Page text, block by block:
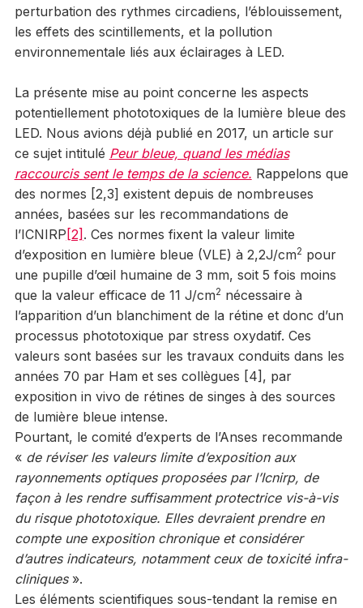
perturbation des rythmes circadiens, l’éblouissement,
les effets des scintillements, et la pollution
environnementale liés aux éclairages à LED.
La présente mise au point concerne les aspects
potentiellement phototoxiques de la lumière bleue des
LED. Nous avions déjà publié en 2017, un article sur
ce sujet intitulé Peur bleue, quand les médias
raccourcis sent le temps de la science. Rappelons que
des normes [2,3] existent depuis de nombreuses
années, basées sur les recommandations de
l’ICNIRP [2] . Ces normes fixent la valeur limite
d’exposition en lumière bleue (VLE) à 2,2J/cm2 pour
une pupille d’œil humaine de 3 mm, soit 5 fois moins
que la valeur efficace de 11 J/cm2 nécessaire à
l’apparition d’un blanchiment de la rétine et donc d’un
processus phototoxique par stress oxydatif. Ces
valeurs sont basées sur les travaux conduits dans les
années 70 par Ham et ses collègues [4], par
exposition in vivo de rétines de singes à des sources
de lumière bleue intense.
Pourtant, le comité d’experts de l’Anses recommande
« de réviser les valeurs limite d’exposition aux
rayonnements optiques proposées par l’Icnirp, de
façon à les rendre suffisamment protectrice vis-à-vis
du risque phototoxique. Elles devraient prendre en
compte une exposition chronique et considérer
d’autres indicateurs, notamment ceux de toxicité infra-
cliniques».
Les éléments scientifiques sous-tendant la remise en